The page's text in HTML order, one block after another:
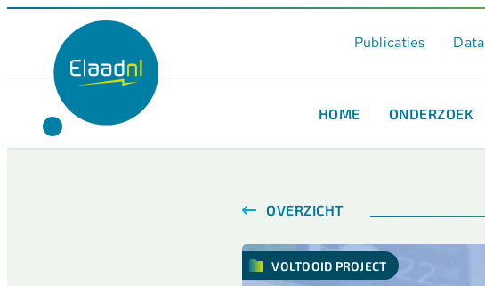
Publicaties Data
HOME ONDERZOEK
OVERZICHT
VOLTOOID PROJECT